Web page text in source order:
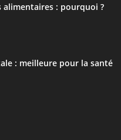
alimentaires : pourquoi ?
: meilleure pour la santé